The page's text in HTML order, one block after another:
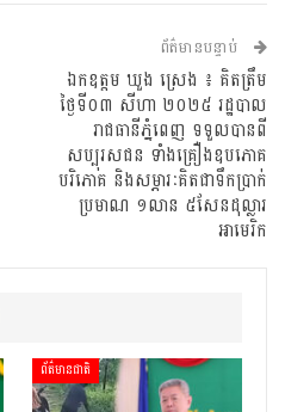
ព័ត៌មានបន្ទាប់
ឯកឧត្តម ឃួង ស្រេង ៖ គិតត្រឹម
ថ្ងៃទី០៣ សីហា ២០២៥ រដ្ឋបាល
រាជធានីភ្នំពេញ ទទួលបានពី
សប្បុរសជន ទាំងគ្រឿងឧបភោគ
បរិភោគ និងសម្ភារៈគិតជាទឹកប្រាក់
ប្រមាណ ១លាន ៥សែនដុល្លារ
អាមេរិក
ព័ត៌មានជាតិ